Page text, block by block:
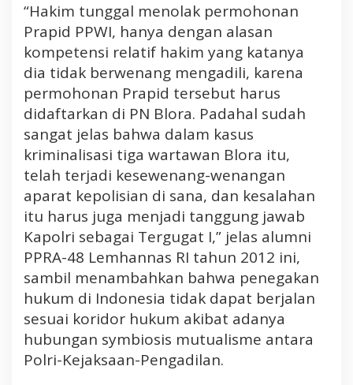
“Hakim tunggal menolak permohonan
Prapid PPWI, hanya dengan alasan
kompetensi relatif hakim yang katanya
dia tidak berwenang mengadili, karena
permohonan Prapid tersebut harus
didaftarkan di PN Blora. Padahal sudah
sangat jelas bahwa dalam kasus
kriminalisasi tiga wartawan Blora itu,
telah terjadi kesewenang-wenangan
aparat kepolisian di sana, dan kesalahan
itu harus juga menjadi tanggung jawab
Kapolri sebagai Tergugat I,” jelas alumni
PPRA-48 Lemhannas RI tahun 2012 ini,
sambil menambahkan bahwa penegakan
hukum di Indonesia tidak dapat berjalan
sesuai koridor hukum akibat adanya
hubungan symbiosis mutualisme antara
Polri-Kejaksaan-Pengadilan.